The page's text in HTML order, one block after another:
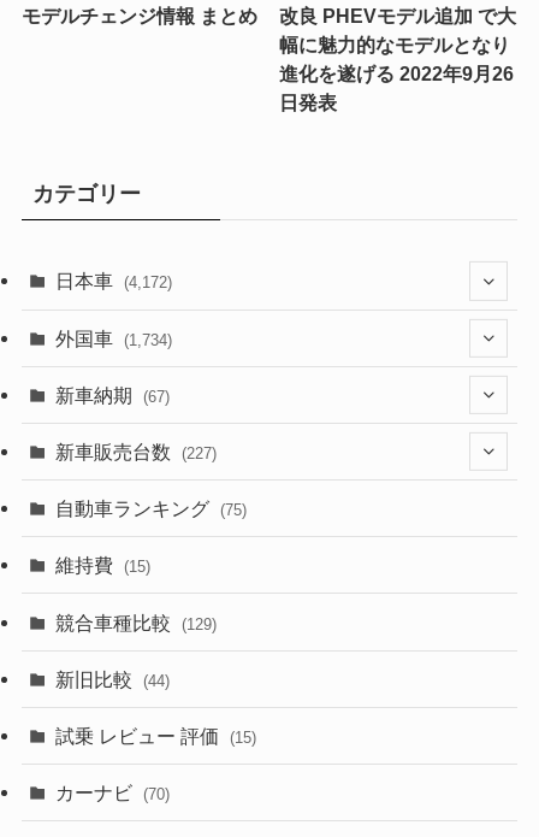
モデルチェンジ情報 まとめ
改良 PHEVモデル追加 で大
幅に魅力的なモデルとなり
進化を遂げる 2022年9月26
日発表
カテゴリー
日本車 (4,172)
(1,321)
(329)
(357)
(328)
(253)
外国車 (1,734)
(242)
(85)
(84)
(50)
(58)
新車納期 (67)
(28)
(8)
(3)
(3)
新車販売台数 (227)
(21)
(5)
(7)
自動車ランキング (75)
維持費 (15)
競合車種比較 (129)
新旧比較 (44)
試乗 レビュー 評価 (15)
カーナビ (70)